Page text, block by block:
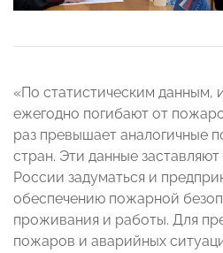
«По статистическим данным,
ежегодно погибают от
раз превышает аналогичные
стран. Эти данные
России задуматься и
обеспечению пожарной
проживания и работы. Для
пожаров и аварийных